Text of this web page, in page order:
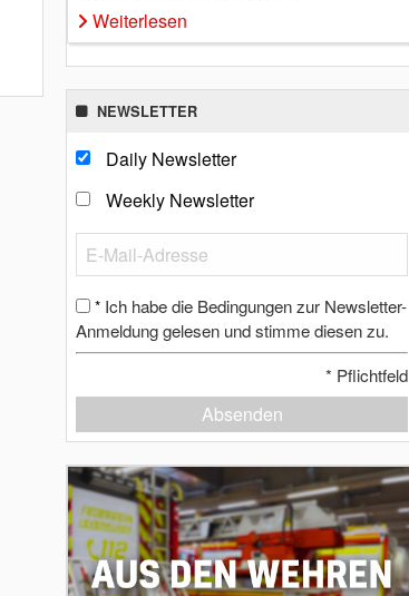
Weiterlesen
NEWSLETTER
Daily Newsletter
Weekly Newsletter
* Ich habe die Bedingungen zur Newsletter-
Anmeldung gelesen und stimme diesen zu.
* Pflichtfeld
Absenden